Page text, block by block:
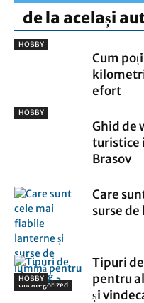
de la același
HOBBY
Cum
efort
HOBBY
Ghid de
turistice
Brasov
Uncategorized
Care
surse
HOBBY
Tipuri
pentru
și